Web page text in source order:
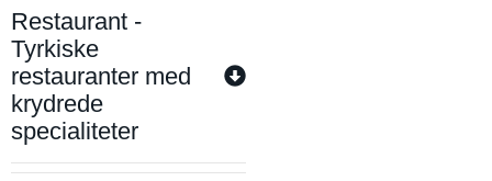
Restaurant -
Tyrkiske
restauranter med
krydrede
specialiteter